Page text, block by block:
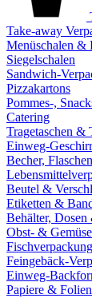
Take-away
Menüschalen &
Siegelschalen
Sandwich-
Pizzakartons
Pommes-,
Catering
Tragetaschen &
Einweg-Geschirr
Becher,
Beutel &
Etiketten &
Behälter, Dosen
Obst- &
Feingebäck-
Einweg-
Papiere & Folien